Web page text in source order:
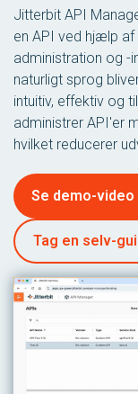
Jitterbit API
en API ved hjælp
administration og -
naturligt sprog
intuitiv, effektiv og
administrer API'er
hvilket reducerer
Se demo-video
Tag en selv-